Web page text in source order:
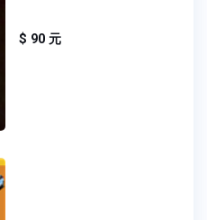
$ 90 元